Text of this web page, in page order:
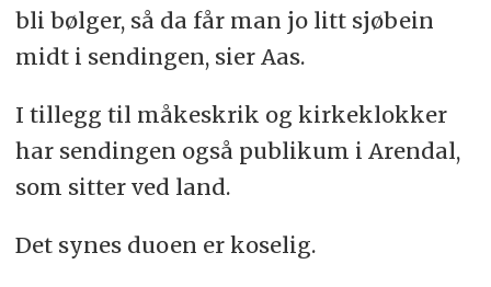
bli bølger, så da får man jo litt sjøbein
midt i sendingen, sier Aas.
I tillegg til måkeskrik og kirkeklokker
har sendingen også publikum i Arendal,
som sitter ved land.
Det synes duoen er koselig.